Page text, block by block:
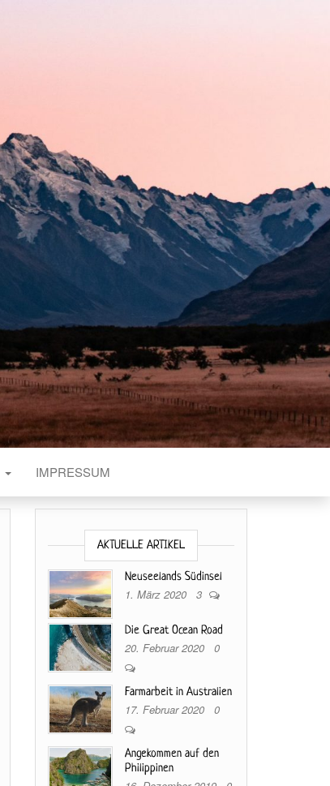
IMPRESSUM
AKTUELLE ARTIKEL
Neuseelands Südinsel
1. März 2020 3
Die Great Ocean Road
20. Februar 2020 0
Farmarbeit in Australien
17. Februar 2020 0
Angekommen auf den
Philippinen